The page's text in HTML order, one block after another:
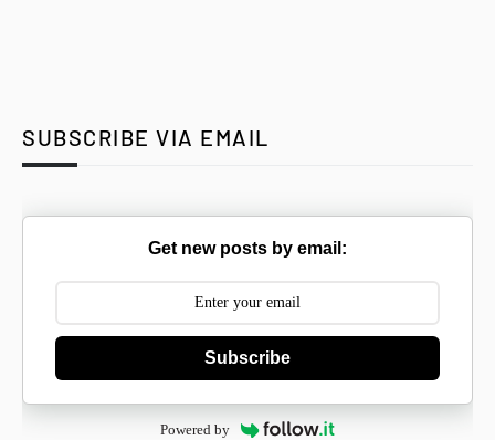
SUBSCRIBE VIA EMAIL
Get new posts by email:
Subscribe
Powered by